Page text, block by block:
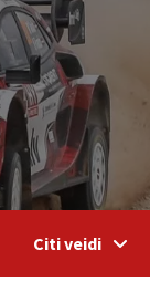
Citi veidi